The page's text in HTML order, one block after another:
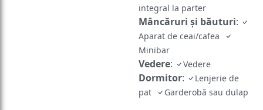
integral la parter
Mâncăruri și băuturi:
Aparat de ceai/cafea
Minibar
Vedere: Vedere
Dormitor:
Lenjerie de
pat
Garderobă sau dulap